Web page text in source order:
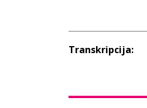
Transkripcija: